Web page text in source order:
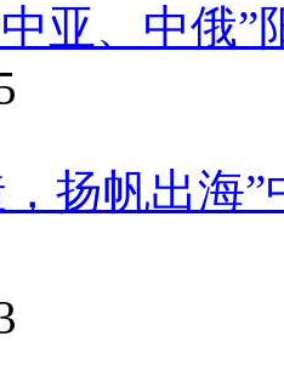
亚、中俄”
扬帆出海